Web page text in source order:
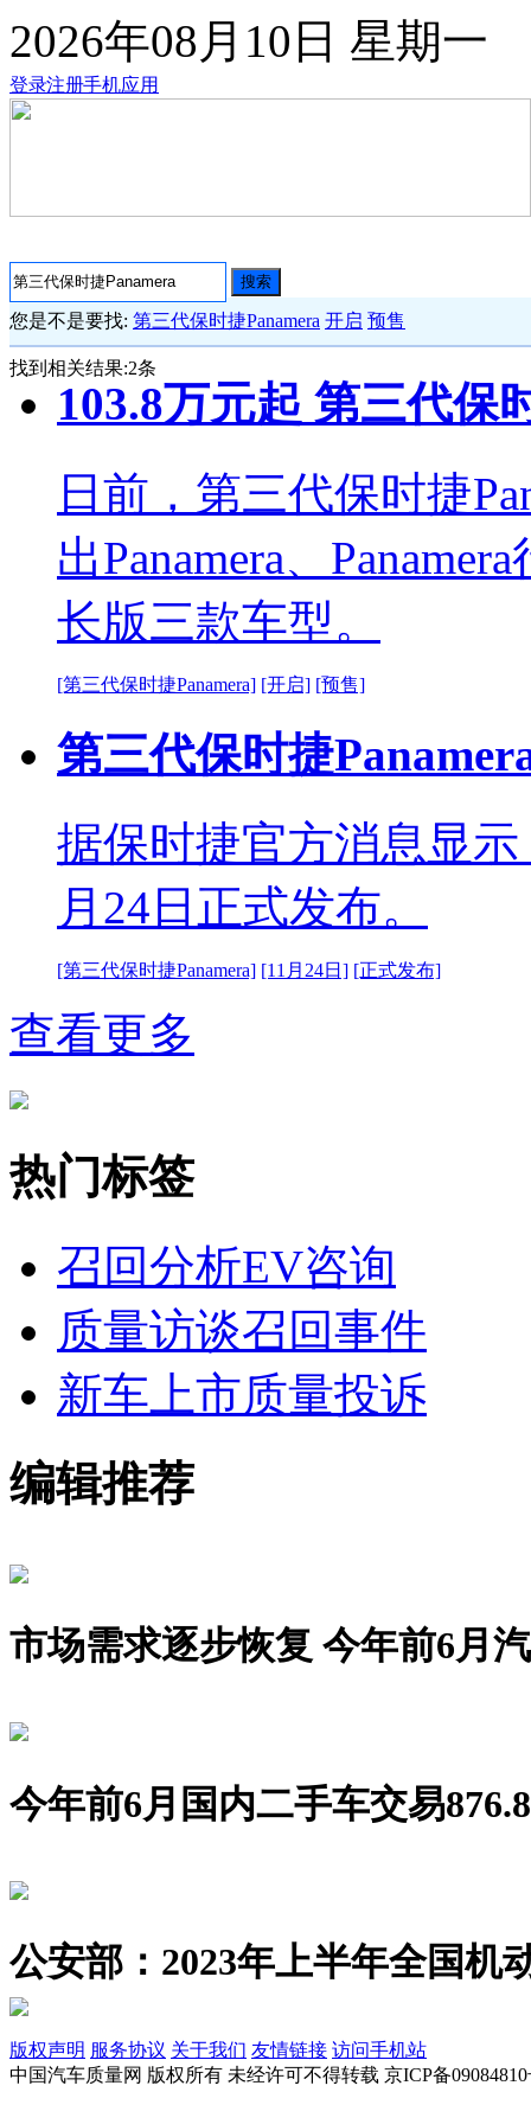
2026年08月10日 星期一
登录注册手机应用
搜索
您是不是要找: 第三代保时捷Panamera 开启 预售
找到相关结果:2条
103.8万元起 第三代保
日前，第三代保时捷
出Panamera、
长版三款车型。
[第三代保时捷Panamera] [开启] [预售]
第三代保时捷
据保时捷官方消息显示
月24日正式发布。
[第三代保时捷Panamera] [11月24日] [正式发布]
查看更多
热门标签
召回分析EV咨询
质量访谈召回事件
新车上市质量投诉
编辑推荐
市场需求逐步恢复 今年前6月
今年前6月国内二手车交易
公安部：2023年上半年全国机
版权声明 服务协议 关于我们 友情链接 访问手机站
中国汽车质量网 版权所有 未经许可不得转载 京ICP备09084810